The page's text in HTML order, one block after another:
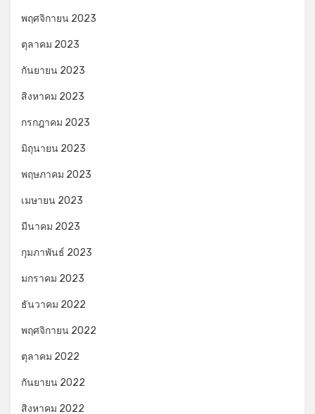
พฤศจิกายน 2023
ตุลาคม 2023
กันยายน 2023
สิงหาคม 2023
กรกฎาคม 2023
มิถุนายน 2023
พฤษภาคม 2023
เมษายน 2023
มีนาคม 2023
กุมภาพันธ์ 2023
มกราคม 2023
ธันวาคม 2022
พฤศจิกายน 2022
ตุลาคม 2022
กันยายน 2022
สิงหาคม 2022